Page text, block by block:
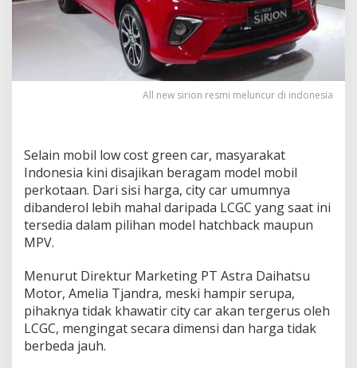
j
u
a
l
a
n
n
K
a
l
a
h
u
h
a
r
All new sirion resmi meluncur di indonesia
Selain mobil low cost green car, masyarakat
Indonesia kini disajikan beragam model mobil
perkotaan. Dari sisi harga, city car umumnya
dibanderol lebih mahal daripada LCGC yang saat ini
tersedia dalam pilihan model hatchback maupun
MPV.
Menurut Direktur Marketing PT Astra Daihatsu
Motor, Amelia Tjandra, meski hampir serupa,
pihaknya tidak khawatir city car akan tergerus oleh
LCGC, mengingat secara dimensi dan harga tidak
berbeda jauh.